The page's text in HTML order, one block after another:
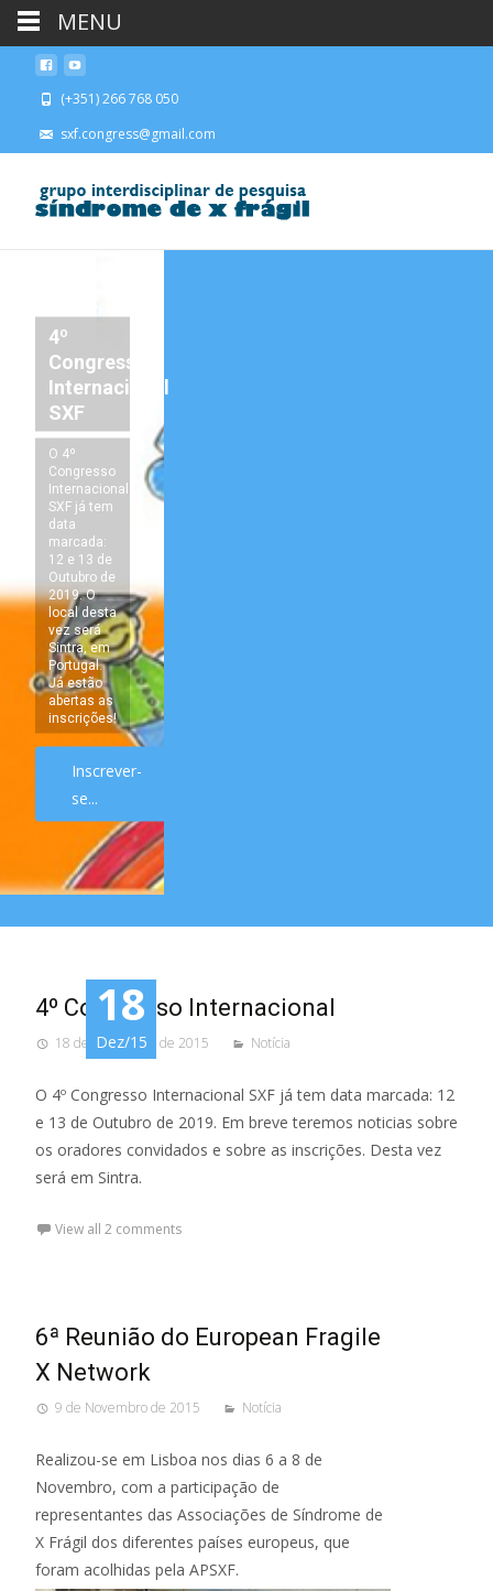
(+351) 266 768 050
sxf.congress@gmail.com
4º
Congresso
Internacional
SXF
O 4º
Congresso
Internacional
SXF já tem
data
marcada:
12 e 13 de
Outubro de
2019. O
local desta
vez será
Sintra, em
Portugal.
Já estão
abertas as
inscrições!
Inscrever-
se...
18
Dez/15
4º Congresso Internacional
18 de Dezembro de 2015 Notícia
O 4º Congresso Internacional SXF já tem data marcada: 12
e 13 de Outubro de 2019. Em breve teremos noticias sobre
os oradores convidados e sobre as inscrições. Desta vez
será em Sintra.
View all 2 comments
6ª Reunião do European Fragile
X Network
9 de Novembro de 2015 Notícia
Realizou-se em Lisboa nos dias 6 a 8 de
Novembro, com a participação de
representantes das Associações de Síndrome de
X Frágil dos diferentes países europeus, que
foram acolhidas pela APSXF.
MENU